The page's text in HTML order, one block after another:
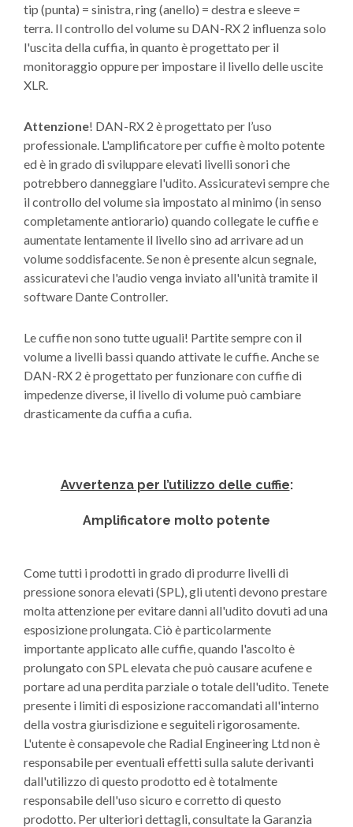
tip (punta) = sinistra, ring (anello) = destra e sleeve =
terra. Il controllo del volume su DAN-RX 2 influenza solo
l'uscita della cuffia, in quanto è progettato per il
monitoraggio oppure per impostare il livello delle uscite
XLR.
Attenzione! DAN-RX 2 è progettato per l’uso
professionale. L'amplificatore per cuffie è molto potente
ed è in grado di sviluppare elevati livelli sonori che
potrebbero danneggiare l'udito. Assicuratevi sempre che
il controllo del volume sia impostato al minimo (in senso
completamente antiorario) quando collegate le cuffie e
aumentate lentamente il livello sino ad arrivare ad un
volume soddisfacente. Se non è presente alcun segnale,
assicuratevi che l'audio venga inviato all'unità tramite il
software Dante Controller.
Le cuffie non sono tutte uguali! Partite sempre con il
volume a livelli bassi quando attivate le cuffie. Anche se
DAN-RX 2 è progettato per funzionare con cuffie di
impedenze diverse, il livello di volume può cambiare
drasticamente da cuffia a cufia.
Avvertenza per l’utilizzo delle cuffie:
Amplificatore molto potente
Come tutti i prodotti in grado di produrre livelli di
pressione sonora elevati (SPL), gli utenti devono prestare
molta attenzione per evitare danni all'udito dovuti ad una
esposizione prolungata. Ciò è particolarmente
importante applicato alle cuffie, quando l'ascolto è
prolungato con SPL elevata che può causare acufene e
portare ad una perdita parziale o totale dell'udito. Tenete
presente i limiti di esposizione raccomandati all'interno
della vostra giurisdizione e seguiteli rigorosamente.
L'utente è consapevole che Radial Engineering Ltd non è
responsabile per eventuali effetti sulla salute derivanti
dall'utilizzo di questo prodotto ed è totalmente
responsabile dell'uso sicuro e corretto di questo
prodotto. Per ulteriori dettagli, consultate la Garanzia